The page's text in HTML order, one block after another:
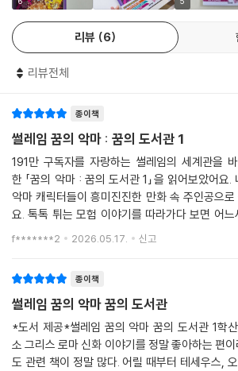
초등학생이 알아야 할 필수 지식을 습득할 수 있어
면, 어느새 교양 지식이 내 머릿속에 들어와 있을
었는지, 오디세우스가 어떻게 모험을 떠났는지를
볼 수 있어요.
POINT 2!
평소에 자주 사용하는 시사 용어와
배경지식을 넓힐 수 있는 자세한 설명을 수록했어
휘력을 높일 수 있어요. 그리스 로마 신화에 관한
웅 등의 자세한 설명이 수록되어 있어 배경지식도
POINT 3!
출간 기념 특별 부록 증정! 직접 쓰고 꾸밀 수 있는
리뷰 6
리뷰전체
종이책
썰레임 꿈의 악마 : 꿈의 도서관 1
191만 구독자를 자랑하는 썰레임의 세계관을
한 「꿈의 악마 : 꿈의 도서관 1」을 읽어보았어요.
악마 캐릭터들이 흥미진진한 만화 속 주인공으로
요. 톡톡 튀는 모험 이야기를 따라가다 보면 어느
내용이 궁금해져서 푹 빠져들게 돼요.이번 이야
f*******2 2026.05.17. 신고
종이책
썰레임 꿈의 악마 꿈의 도서관
*도서 제공*썰레임 꿈의 악마 꿈의 도서관 1학
소 그리스 로마 신화 이야기를 정말 좋아하는 편이
도 관련 책이 정말 많다. 어릴 때부터 테세우스,